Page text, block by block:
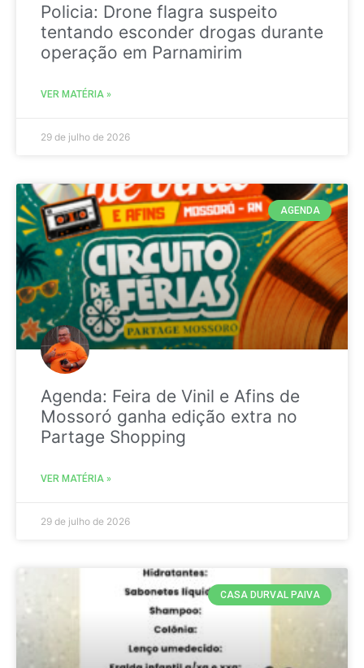
Policia: Drone flagra suspeito
tentando esconder drogas durante
operação em Parnamirim
VER MATÉRIA »
29 de julho de 2026
AGENDA
Agenda: Feira de Vinil e Afins de
Mossoró ganha edição extra no
Partage Shopping
VER MATÉRIA »
29 de julho de 2026
CASA DURVAL PAIVA